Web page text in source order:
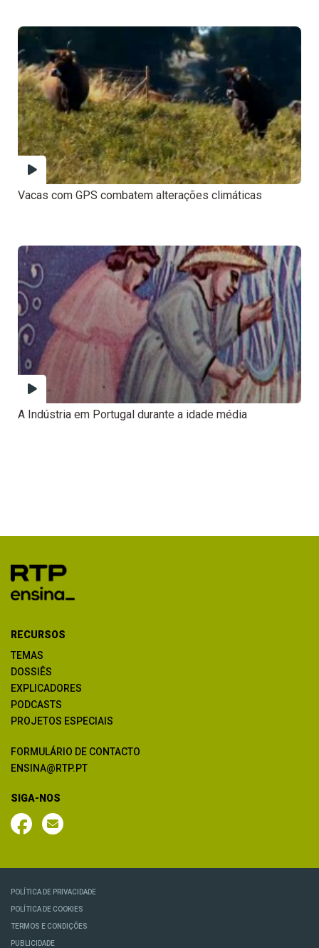
Vacas com GPS combatem alterações climáticas
A Indústria em Portugal durante a idade média
RECURSOS
TEMAS
DOSSIÊS
EXPLICADORES
PODCASTS
PROJETOS ESPECIAIS
FORMULÁRIO DE CONTACTO
ENSINA@RTP.PT
SIGA-NOS
POLÍTICA DE PRIVACIDADE
POLÍTICA DE COOKIES
TERMOS E CONDIÇÕES
PUBLICIDADE